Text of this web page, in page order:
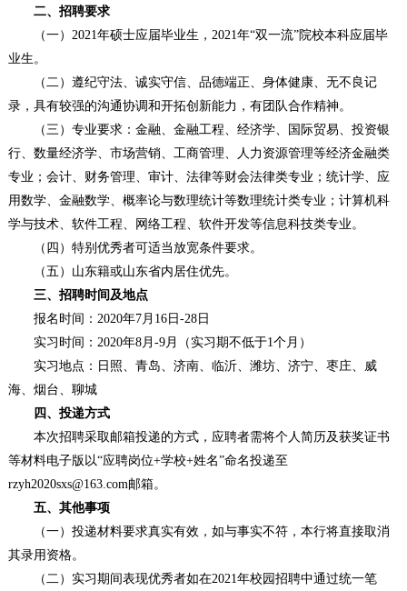
二、招聘要求
（一）2021年硕士应届毕业生，2021年“双一流”院校本科应届毕
业生。
（二）遵纪守法、诚实守信、品德端正、身体健康、无不良记
录，具有较强的沟通协调和开拓创新能力，有团队合作精神。
（三）专业要求：金融、金融工程、经济学、国际贸易、投资银
行、数量经济学、市场营销、工商管理、人力资源管理等经济金融类
专业；会计、财务管理、审计、法律等财会法律类专业；统计学、应
用数学、金融数学、概率论与数理统计等数理统计类专业；计算机科
学与技术、软件工程、网络工程、软件开发等信息科技类专业。
（四）特别优秀者可适当放宽条件要求。
（五）山东籍或山东省内居住优先。
三、招聘时间及地点
报名时间：2020年7月16日-28日
实习时间：2020年8月-9月（实习期不低于1个月）
实习地点：日照、青岛、济南、临沂、潍坊、济宁、枣庄、威
海、烟台、聊城
四、投递方式
本次招聘采取邮箱投递的方式，应聘者需将个人简历及获奖证书
等材料电子版以“应聘岗位+学校+姓名”命名投递至
rzyh2020sxs@163.com邮箱。
五、其他事项
（一）投递材料要求真实有效，如与事实不符，本行将直接取消
其录用资格。
（二）实习期间表现优秀者如在2021年校园招聘中通过统一笔